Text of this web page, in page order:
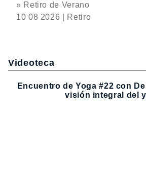
» Retiro de Verano
10 08 2026 | Retiro
Videoteca
Encuentro de Yoga #22 con
visión integral del